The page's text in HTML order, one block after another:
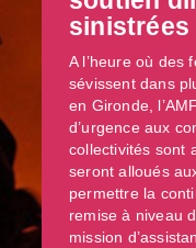
sinistrées
A l’heure où des
sévissent dans
en Gironde,
d’urgence aux
collectivités sont
seront alloués
permettre la
remise à niveau
mission